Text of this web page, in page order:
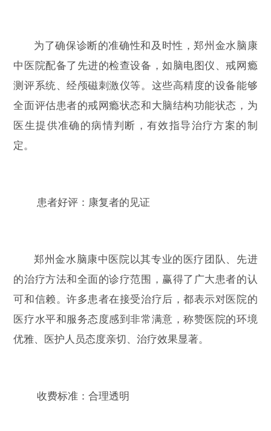
为了确保诊断的准确性和及时性，郑州金水脑康
中医院配备了先进的检查设备，如脑电图仪、戒网瘾
测评系统、经颅磁刺激仪等。这些高精度的设备能够
全面评估患者的戒网瘾状态和大脑结构功能状态，为
医生提供准确的病情判断，有效指导治疗方案的制
定。
患者好评：康复者的见证
郑州金水脑康中医院以其专业的医疗团队、先进
的治疗方法和全面的诊疗范围，赢得了广大患者的认
可和信赖。许多患者在接受治疗后，都表示对医院的
医疗水平和服务态度感到非常满意，称赞医院的环境
优雅、医护人员态度亲切、治疗效果显著。
收费标准：合理透明